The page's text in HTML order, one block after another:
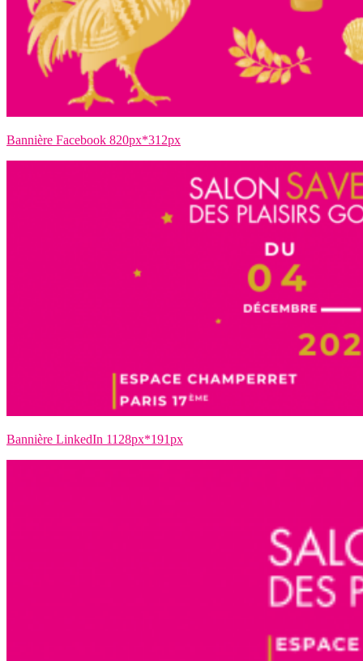
Bannière Facebook 820px*312px
Bannière LinkedIn 1128px*191px